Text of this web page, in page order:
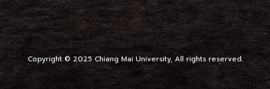
Copyright © 2025 Chiang Mai University, All rights reserved.